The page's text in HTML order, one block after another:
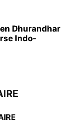
Dhurandhar
Indo-